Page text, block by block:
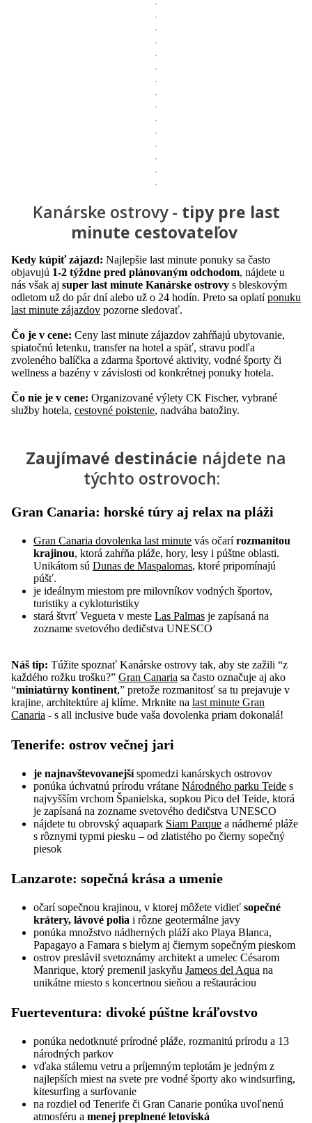
Kanárske ostrovy - tipy pre last
minute cestovateľov
Kedy kúpiť zájazd: Najlepšie last minute ponuky sa často
objavujú 1-2 týždne pred plánovaným odchodom, nájdete u
nás však aj super last minute Kanárske ostrovy s bleskovým
odletom už do pár dní alebo už o 24 hodín. Preto sa oplatíponuku
last minute zájazdov pozorne sledovať.
Čo je v cene: Ceny last minute zájazdov zahŕňajú ubytovanie,
spiatočnú letenku, transfer na hotel a späť, stravu podľa
zvoleného balíčka a zdarma športové aktivity, vodné športy či
wellness a bazény v závislosti od konkrétnej ponuky hotela.
Čo nie je v cene: Organizované výlety CK Fischer, vybrané
služby hotela, cestovné poistenie, nadváha batožiny.
Zaujímavé destinácie nájdete na
týchto ostrovoch:
Gran Canaria: horské túry aj relax na pláži
Gran Canaria dovolenka last minute vás očarírozmanitou
krajinou, ktorá zahŕňa pláže, hory, lesy i púštne oblasti.
Unikátom sú Dunas de Maspalomas, ktoré pripomínajú
púšť.
je ideálnym miestom pre milovníkov vodných športov,
turistiky a cykloturistiky
stará štvrť Vegueta v meste Las Palmas je zapísaná na
zozname svetového dedičstva UNESCO
Náš tip: Túžite spoznať Kanárske ostrovy tak, aby ste zažili “z
každého rožku trošku?” Gran Canaria sa často označuje aj ako
“miniatúrny kontinent,” pretože rozmanitosť sa tu prejavuje v
krajine, architektúre aj klíme. Mrknite na last minute Gran
Canaria - s all inclusive bude vaša dovolenka priam dokonalá!
Tenerife: ostrov večnej jari
je najnavštevovanejšíspomedzi kanárskych ostrovov
ponúka úchvatnú prírodu vrátane Národného parku Teide s
najvyšším vrchom Španielska, sopkou Pico del Teide, ktorá
je zapísaná na zozname svetového dedičstva UNESCO
nájdete tu obrovský aquapark Siam Parque a nádherné pláže
s rôznymi typmi piesku – od zlatistého po čierny sopečný
piesok
Lanzarote: sopečná krása a umenie
očarí sopečnou krajinou, v ktorej môžete vidieť sopečné
krátery, lávové polia i rôzne geotermálne javy
ponúka množstvo nádherných pláží ako Playa Blanca,
Papagayo a Famara s bielym aj čiernym sopečným pieskom
ostrov preslávil svetoznámy architekt a umelec Césarom
Manrique, ktorý premenil jaskyňu Jameos del Aqua na
unikátne miesto s koncertnou sieňou a reštauráciou
Fuerteventura: divoké púštne kráľovstvo
ponúka nedotknuté prírodné pláže, rozmanitú prírodu a 13
národných parkov
vďaka stálemu vetru a príjemným teplotám je jedným z
najlepších miest na svete pre vodné športy ako windsurfing,
kitesurfing a surfovanie
na rozdiel od Tenerife či Gran Canarie ponúka uvoľnenú
atmosféru a menej preplnené letoviská